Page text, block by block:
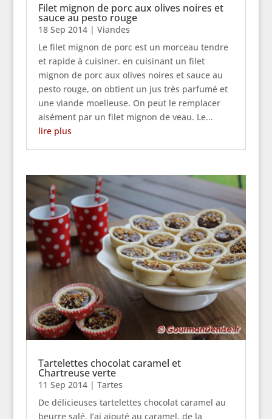
Filet mignon de porc aux olives noires et
sauce au pesto rouge
18 Sep 2014| Viandes
Le filet mignon de porc est un morceau tendre
et rapide à cuisiner. en cuisinant un filet
mignon de porc aux olives noires et sauce au
pesto rouge, on obtient un jus très parfumé et
une viande moelleuse. On peut le remplacer
aisément par un filet mignon de veau. Le...
lire plus
Tartelettes chocolat caramel et
Chartreuse verte
11 Sep 2014| Tartes
De délicieuses tartelettes chocolat caramel au
beurre salé. J’ai ajouté au caramel, de la